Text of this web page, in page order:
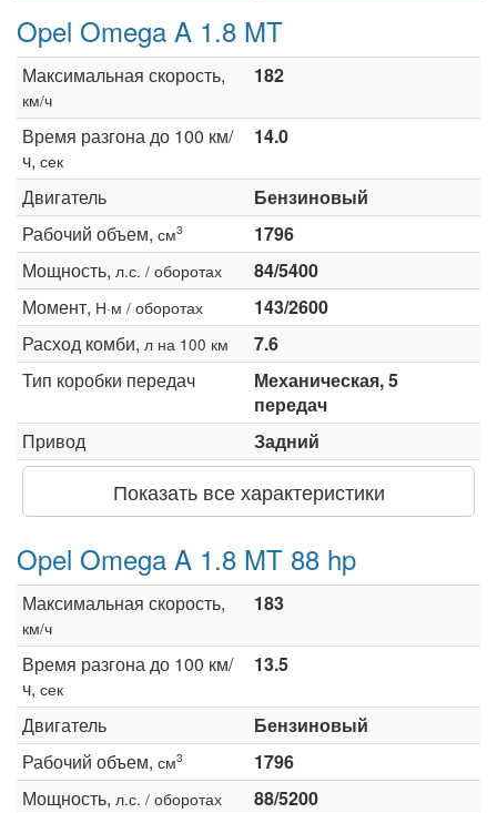
Opel Omega A 1.8 MT
Максимальная скорость,
км/ч
182
Время разгона до 100 км/
ч, сек
14.0
Двигатель
Бензиновый
Рабочий объем, см3
1796
Мощность, л.с. / оборотах
84/5400
Момент, Н·м / оборотах
143/2600
Расход комби, л на 100 км
7.6
Тип коробки передач
Механическая, 5
передач
Привод
Задний
Показать все характеристики
Opel Omega A 1.8 MT 88 hp
Максимальная скорость,
км/ч
183
Время разгона до 100 км/
ч, сек
13.5
Двигатель
Бензиновый
Рабочий объем, см3
1796
Мощность, л.с. / оборотах
88/5200